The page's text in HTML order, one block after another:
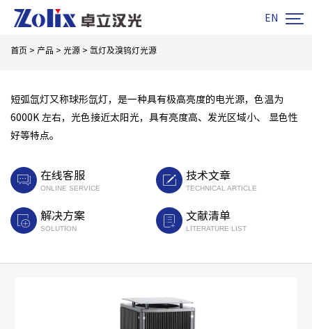
EN 
首页 > 产品 > 光源 > 氙灯及溴钨灯光源
短弧氙灯又称球形氙灯，是一种具有极高亮度的电光源，色温为
6000K 左右，光色接近太阳光，具有亮度高、发光区域小、 显色性
好等特点。
在线客服
ONLINE SERVICE
技术文章
TECHNICAL ARTICLE
解决方案
SOLUTION
文献清单
LITERATURE LIST